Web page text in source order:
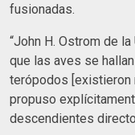
fusionadas.
“John H. Ostrom de
que las aves se
terópodos [existieron
propuso
descendientes